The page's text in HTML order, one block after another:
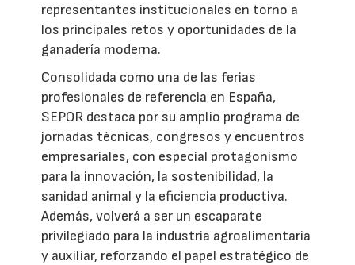
representantes institucionales en torno a
los principales retos y oportunidades de la
ganadería moderna.
Consolidada como una de las ferias
profesionales de referencia en España,
SEPOR destaca por su amplio programa de
jornadas técnicas, congresos y encuentros
empresariales, con especial protagonismo
para la innovación, la sostenibilidad, la
sanidad animal y la eficiencia productiva.
Además, volverá a ser un escaparate
privilegiado para la industria agroalimentaria
y auxiliar, reforzando el papel estratégico de